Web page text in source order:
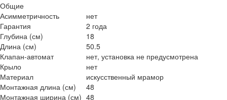
Общие
Асимметричность
нет
Гарантия
2 года
Глубина (см)
18
Длина (см)
50.5
Клапан-автомат
нет, установка не предусмотрена
Крыло
нет
Материал
искусственный мрамор
Монтажная длина (см)
48
Монтажная ширина (см) 48